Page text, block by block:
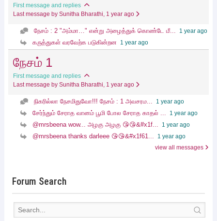
First message and replies
Last message by Sunitha Bharathi, 1 year ago
நேசம் : 2 "அம்மா…" என்று அழைத்துக் கொண்டே மீ... 1 year ago
கருத்துகள் வரவேற்க படுகின்றன 1 year ago
நேசம் 1
First message and replies
Last message by Sunitha Bharathi, 1 year ago
நிகரில்லா நேசமிதுவோ!!! நேசம் : 1 அவசரம... 1 year ago
சேர்ந்தும் சேராத வானம் பூமி போல சேராத காதல் ... 1 year ago
@mrsbeena wow... அழகு அழகு 😘😘&#x1f... 1 year ago
@mrsbeena thanks darleee 😘😘&#x1f61...
1 year ago
view all messages
Forum Search